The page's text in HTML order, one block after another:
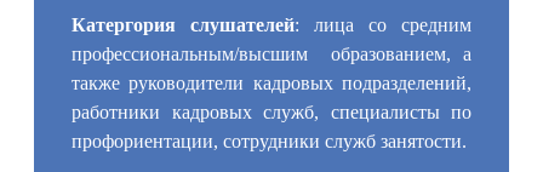
Катергория слушателей: лица со средним
профессиональным/высшим образованием, а
также руководители кадровых подразделений,
работники кадровых служб, специалисты по
профориентации, сотрудники служб занятости.